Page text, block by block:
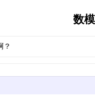
数
？